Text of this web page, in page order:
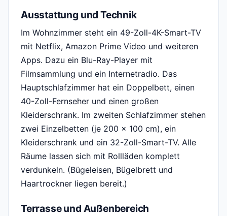
Ausstattung und Technik
Im Wohnzimmer steht ein 49-Zoll-4K-Smart-TV
mit Netflix, Amazon Prime Video und weiteren
Apps. Dazu ein Blu-Ray-Player mit
Filmsammlung und ein Internetradio. Das
Hauptschlafzimmer hat ein Doppelbett, einen
40-Zoll-Fernseher und einen großen
Kleiderschrank. Im zweiten Schlafzimmer stehen
zwei Einzelbetten (je 200 x 100 cm), ein
Kleiderschrank und ein 32-Zoll-Smart-TV. Alle
Räume lassen sich mit Rollläden komplett
verdunkeln. (Bügeleisen, Bügelbrett und
Haartrockner liegen bereit.)
Terrasse und Außenbereich